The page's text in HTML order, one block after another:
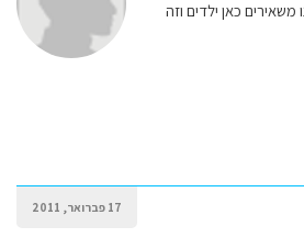
כאן ילדים וזה
17 פברואר, 2011